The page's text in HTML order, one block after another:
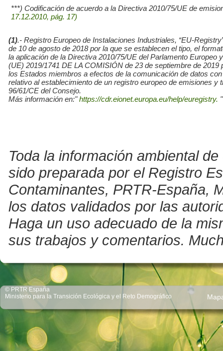
***) Codificación de acuerdo a la Directiva 2010/75/UE de
17.12.2010, pág. 17)
(1).- Registro Europeo de Instalaciones Industriales, “EU-
de 10 de agosto de 2018 por la que se establecen el tipo, el
la aplicación de la Directiva 2010/75/UE del Parlamento
(UE) 2019/1741 DE LA COMISIÓN de 23 de septiembre de
los Estados miembros a efectos de la comunicación de datos
relativo al establecimiento de un registro europeo de emisiones
96/61/CE del Consejo.
Más información en:"https://cdr.eionet.europa.eu/help/euregistry. "
Toda la información ambiental
sido preparada por el Registro
Contaminantes, PRTR-España,
los datos validados por las
Haga un uso adecuado de la
sus trabajos y comentarios.
© PRTR España
Ministerio para la Transición Ecológica y el Reto Demográfico